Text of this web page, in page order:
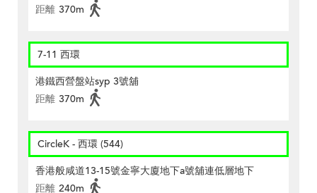
距離 370m
7-11 西環
港鐵西營盤站syp 3號舖
距離 370m
CircleK - 西環 (544)
香港般咸道13-15號金寧大廈地下a號舖連低層地下
距離 240m